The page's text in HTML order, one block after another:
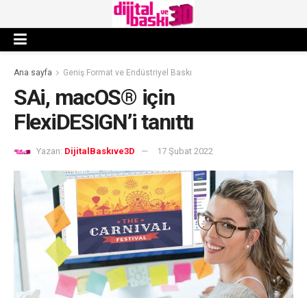
Ana sayfa Geniş Format ve Endüstriyel Baskı
SAi, macOS® için
FlexiDESIGN’i tanıttı
Yazan: DijitalBaskıve3D 17 Şubat 2022